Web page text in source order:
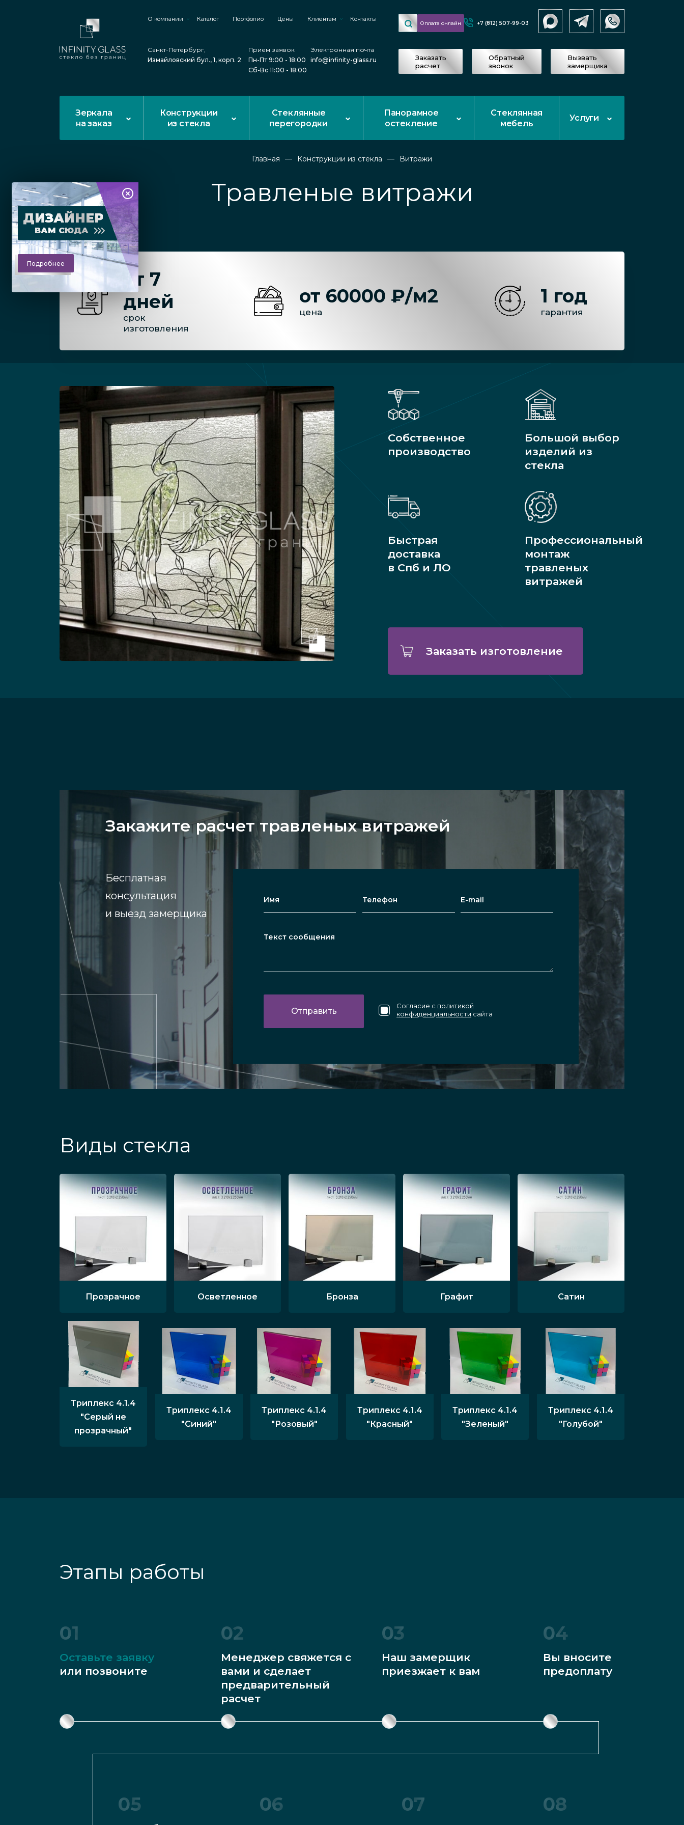
О компании Каталог Портфолио Цены Клиентам Контакты
Санкт-Петербург,
Измайловский бул., 1, корп. 2
Прием заявок
Пн-Пт 9:00 - 18:00
Сб-Вс 11:00 - 18:00
Электронная почта
info@infinity-glass.ru
Оплата онлайн +7 (812) 507-99-03
Заказать
расчет
Обратный
звонок
Вызвать
замерщика
Зеркала
на заказ
Конструкции
из стекла
Стеклянные
перегородки
Панорамное
остекление
Стеклянная
мебель
Услуги
Главная Конструкции из стекла Витражи
Травленые витражи
ДИЗАЙНЕР
ВАМ СЮДА
Подробнее
от 7
дней
срок
изготовления
от 60000 ₽/м2
цена
1 год
гарантия
Собственное
производство
Большой выбор
изделий из
стекла
Быстрая
доставка
в Спб и ЛО
Профессиональный
монтаж
травленых
витражей
Заказать изготовление
Закажите расчет травленых витражей
Бесплатная
консультация
и выезд замерщика
Согласие с политикой
конфиденциальности сайта
Виды стекла
Прозрачное Осветленное Бронза Графит Сатин
Триплекс 4.1.4
"Серый не
прозрачный"
Триплекс 4.1.4
"Синий"
Триплекс 4.1.4
"Розовый"
Триплекс 4.1.4
"Красный"
Триплекс 4.1.4
"Зеленый"
Триплекс 4.1.4
"Голубой"
Этапы работы
01
Оставьте заявку
или позвоните
02
Менеджер свяжется с
вами и сделает
предварительный
расчет
03
Наш замерщик
приезжает к вам
04
Вы вносите
предоплату
05 06 07 08